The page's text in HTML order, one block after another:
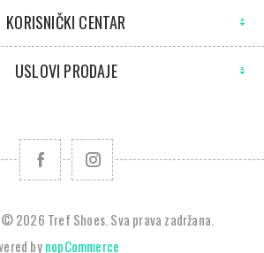
KORISNIČKI CENTAR
USLOVI PRODAJE
2026 Tref Shoes. Sva prava zadržana.
bynopCommerce